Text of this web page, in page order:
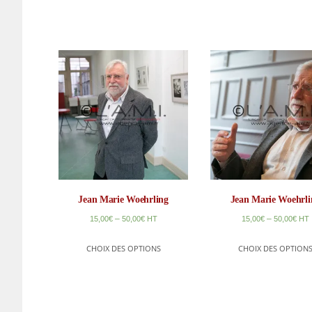
Jean Marie Woehrling
15,00€– 50,00€ HT
CHOIX DES OPTIONS
Jean Marie
15,00€– 50,00€ HT
CHOIX DES OPTIONS